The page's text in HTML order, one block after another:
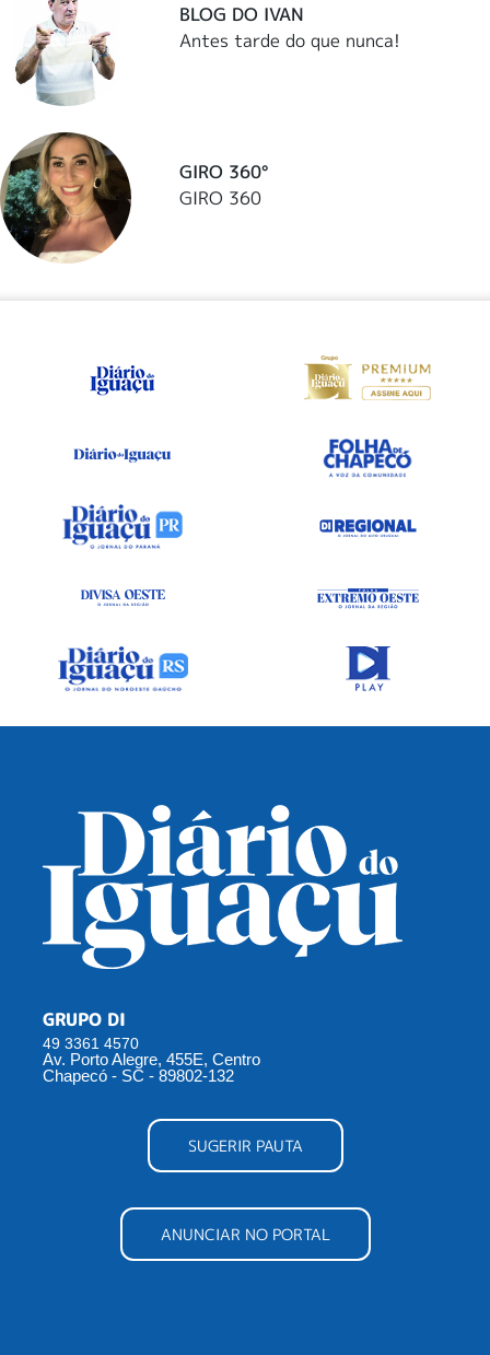
BLOG DO IVAN
Antes tarde do que nunca!
GIRO 360°
GIRO 360
GRUPO DI
49 3361 4570
Av. Porto Alegre, 455E, Centro
Chapecó - SC - 89802-132
SUGERIR PAUTA
ANUNCIAR NO PORTAL